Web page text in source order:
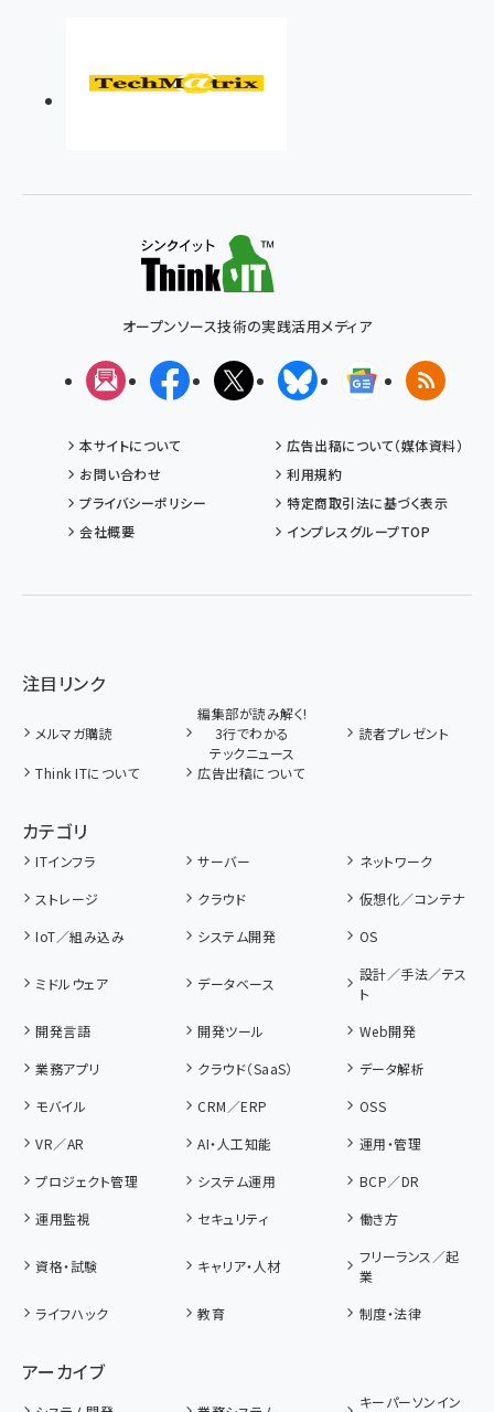
オープンソース技術の実践活用メディア
メルマガFacebookX(エックス)BlueskyGoogleニュ
RSS
本サイトについて
広告出稿について（媒体資料）
お問い合わせ
利用規約
プライバシーポリシー
特定商取引法に基づく表示
会社概要
インプレスグループTOP
注目リンク
メルマガ購読
編集部が読み解く!
3行でわかる
テックニュース
読者プレゼント
Think ITについて 広告出稿について
カテゴリ
ITインフラ サーバー
ネットワーク
ストレージ
クラウド
仮想化／コンテナ
IoT／組み込み
システム開発 OS
ミドルウェア データベース
設計／手法／テス
ト
開発言語
開発ツール
Web開発
業務アプリ
クラウド（SaaS）
データ解析
モバイル
CRM／ERP
OSS
VR／AR
AI・人工知能
運用・管理
プロジェクト管理
システム運用
BCP／DR
運用監視
セキュリティ 働き方
資格・試験 キャリア・人材
フリーランス／起
業
ライフハック
教育 制度・法律
アーカイブ
キーパーソンイン